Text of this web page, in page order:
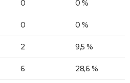
0 0 %
0 0 %
2 9,5 %
6 28,6 %